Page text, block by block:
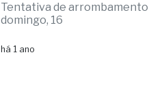
Tentativa de arrombamento
domingo, 16
há 1 ano